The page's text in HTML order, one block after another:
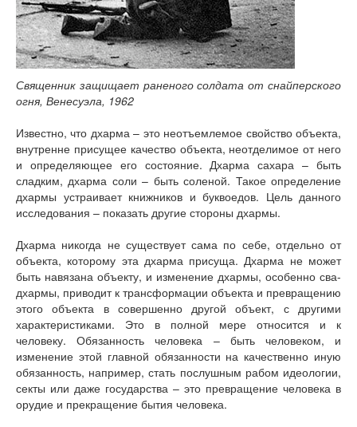
Священник защищает раненого солдата от снайперского
огня, Венесуэла, 1962
Известно, что дхарма – это неотъемлемое свойство объекта,
внутренне присущее качество объекта, неотделимое от него
и определяющее его состояние. Дхарма сахара – быть
сладким, дхарма соли – быть соленой. Такое определение
дхармы устраивает книжников и буквоедов. Цель данного
исследования – показать другие стороны дхармы.
Дхарма никогда не существует сама по себе, отдельно от
объекта, которому эта дхарма присуща. Дхарма не может
быть навязана объекту, и изменение дхармы, особенно сва-
дхармы, приводит к трансформации объекта и превращению
этого объекта в совершенно другой объект, с другими
характеристиками. Это в полной мере относится и к
человеку. Обязанность человека – быть человеком, и
изменение этой главной обязанности на качественно иную
обязанность, например, стать послушным рабом идеологии,
секты или даже государства – это превращение человека в
орудие и прекращение бытия человека.